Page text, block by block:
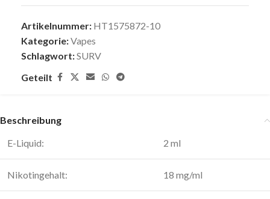
Artikelnummer: HT1575872-10
Kategorie:Vapes
Schlagwort:SURV
Geteilt
Beschreibung
E-Liquid:
2 ml
Nikotingehalt: 18 mg/ml